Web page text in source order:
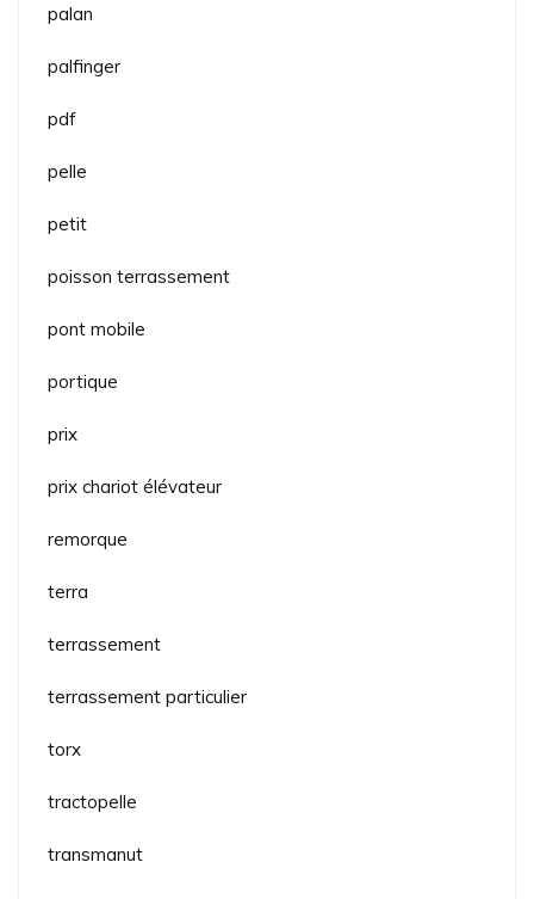
palan
palfinger
pdf
pelle
petit
poisson terrassement
pont mobile
portique
prix
prix chariot élévateur
remorque
terra
terrassement
terrassement particulier
torx
tractopelle
transmanut